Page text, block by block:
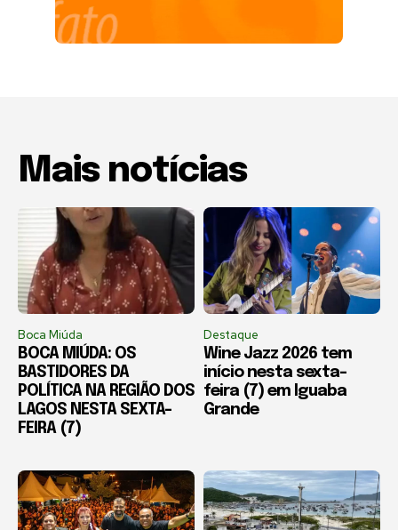
Mais notícias
Boca Miúda
BOCA MIÚDA: OS
BASTIDORES DA
POLÍTICA NA REGIÃO DOS
LAGOS NESTA SEXTA-
FEIRA (7)
Destaque
Wine Jazz 2026 tem
início nesta sexta-
feira (7) em Iguaba
Grande